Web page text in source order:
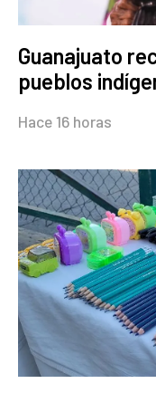
Guanajuato
pueblos
Hace 16 horas